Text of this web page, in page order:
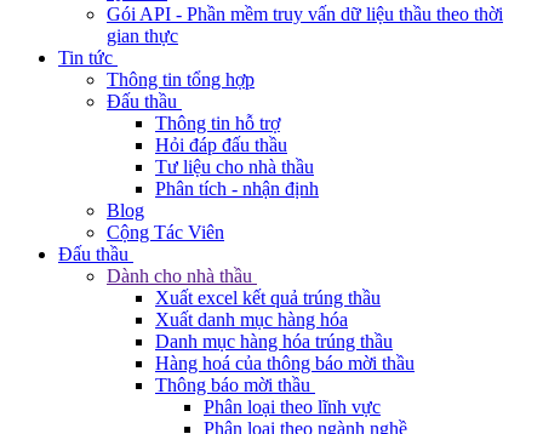
Gói API - Phần mềm truy vấn dữ liệu thầu theo thời
gian thực
Tin tức
Thông tin tổng hợp
Đấu thầu
Thông tin hỗ trợ
Hỏi đáp đấu thầu
Tư liệu cho nhà thầu
Phân tích - nhận định
Blog
Cộng Tác Viên
Đấu thầu
Dành cho nhà thầu
Xuất excel kết quả trúng thầu
Xuất danh mục hàng hóa
Danh mục hàng hóa trúng thầu
Hàng hoá của thông báo mời thầu
Thông báo mời thầu
Phân loại theo lĩnh vực
Phân loại theo ngành nghề